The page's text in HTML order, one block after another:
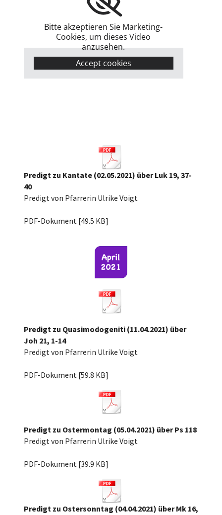
Bitte akzeptieren Sie Marketing-
Cookies, um dieses Video
anzusehen.
Accept cookies
Predigt zu Kantate (02.05.2021) über Luk 19, 37-
40
Predigt von Pfarrerin Ulrike Voigt
PDF-Dokument [49.5 KB]
Predigt zu Quasimodogeniti (11.04.2021) über
Joh 21, 1-14
Predigt von Pfarrerin Ulrike Voigt
PDF-Dokument [59.8 KB]
Predigt zu Ostermontag (05.04.2021) über Ps 118
Predigt von Pfarrerin Ulrike Voigt
PDF-Dokument [39.9 KB]
Predigt zu Ostersonntag (04.04.2021) über Mk 16,